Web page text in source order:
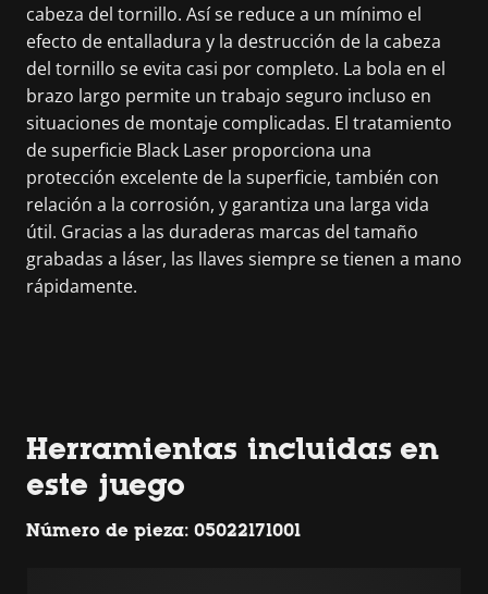
cabeza del tornillo. Así se reduce a un mínimo el
efecto de entalladura y la destrucción de la cabeza
del tornillo se evita casi por completo. La bola en el
brazo largo permite un trabajo seguro incluso en
situaciones de montaje complicadas. El tratamiento
de superficie Black Laser proporciona una
protección excelente de la superficie, también con
relación a la corrosión, y garantiza una larga vida
útil. Gracias a las duraderas marcas del tamaño
grabadas a láser, las llaves siempre se tienen a mano
rápidamente.
Herramientas incluidas en
este juego
Número de pieza: 05022171001